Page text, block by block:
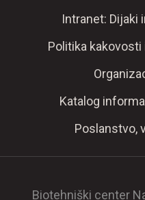
Intranet: Dijaki
Politika
Katalog
Poslanstvo,
Biotehniški center